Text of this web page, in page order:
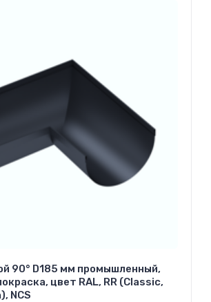
90° D185 мм промышленный,
цвет RAL, RR (Classic,
NCS